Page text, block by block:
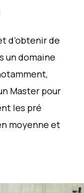
d’obtenir de
un domaine
Master pour
les pré
moyenne et